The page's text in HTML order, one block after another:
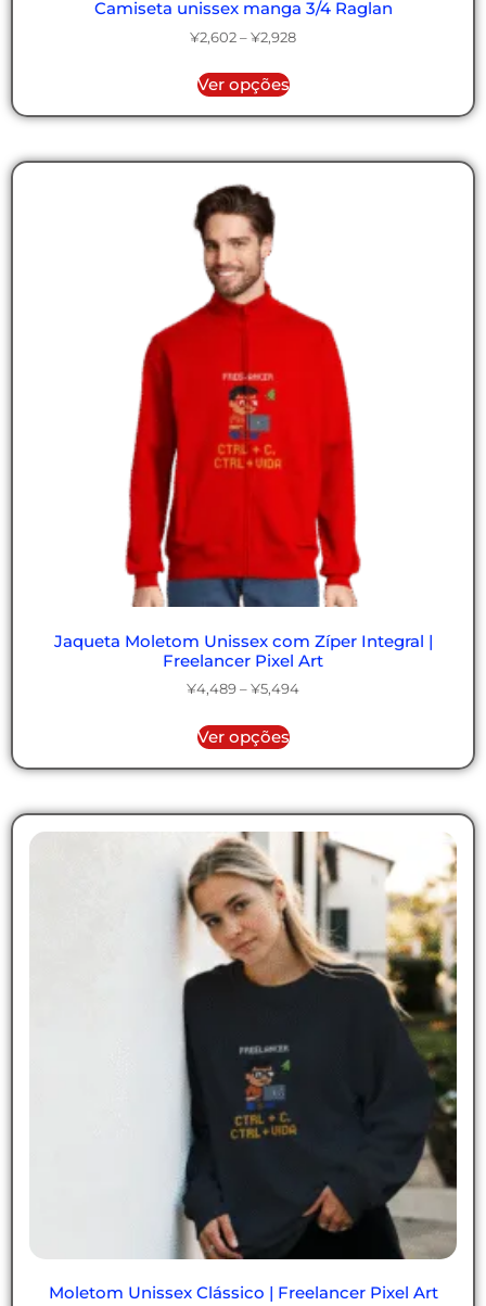
Camiseta unissex manga 3/4 Raglan
¥2,602 – ¥2,928
Ver opções
Jaqueta Moletom Unissex com Zíper Integral |
Freelancer Pixel Art
¥4,489 – ¥5,494
Ver opções
Moletom Unissex Clássico | Freelancer Pixel Art